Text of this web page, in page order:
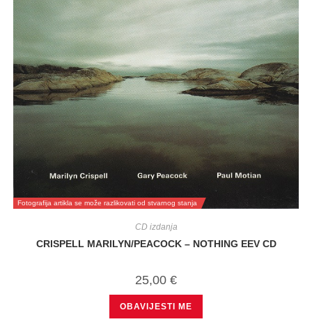
Fotografija artikla se može razlikovati od stvarnog stanja
CD izdanja
CRISPELL MARILYN/PEACOCK – NOTHING EEV CD
25,00 €
OBAVIJESTI ME